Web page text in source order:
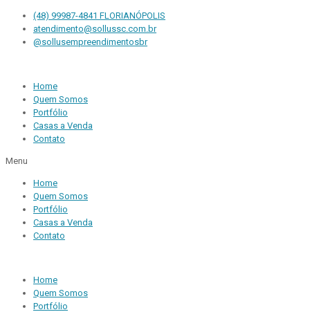
(48) 99987-4841 FLORIANÓPOLIS
atendimento@sollussc.com.br
@sollusempreendimentosbr
Home
Quem Somos
Portfólio
Casas a Venda
Contato
Menu
Home
Quem Somos
Portfólio
Casas a Venda
Contato
Home
Quem Somos
Portfólio